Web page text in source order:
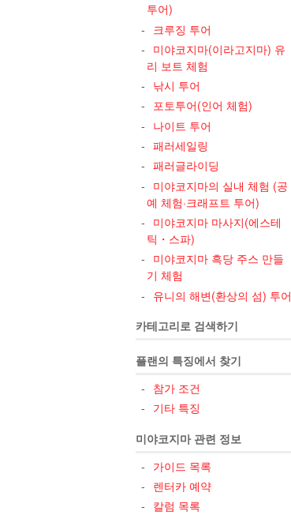
투어)
크루징 투어
미야코지마(이라고지마) 유
리 보트 체험
낚시 투어
포토투어(인어 체험)
나이트 투어
패러세일링
패러글라이딩
미야코지마의 실내 체험 (공
예 체험·크래프트 투어)
미야코지마 마사지(에스테
틱・스파)
미야코지마 흑당 주스 만들
기 체험
유니의 해변(환상의 섬) 투어
카테고리로 검색하기
플랜의 특징에서 찾기
참가 조건
기타 특징
미야코지마 관련 정보
가이드 목록
렌터카 예약
칼럼 목록